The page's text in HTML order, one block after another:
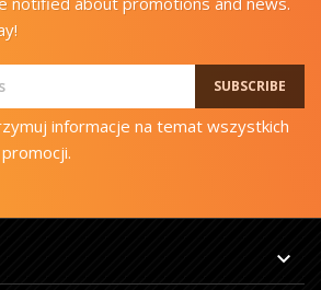
informacje na temat wszystkich
